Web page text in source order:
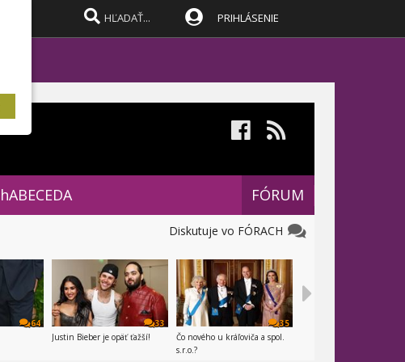
PRIHLÁSENIE
hABECEDA FÓRUM
Diskutuje vo FÓRACH
64
33
Justin Bieber je opäť ťažší!
35
Čo nového u kráľoviča a spol.
s.r.o.?